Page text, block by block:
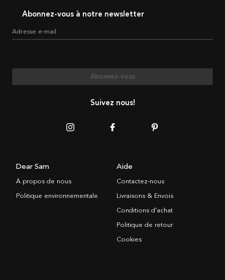
Abonnez-vous à notre newsletter
Adresse e-mail
Abonnez-vous
Suivez nous!
Dear Sam
À propos de nous
Politique environnementale
Aide
Contactez-nous
Livraisons & Envois
Conditions d’achat
Politique de retour
Cookies